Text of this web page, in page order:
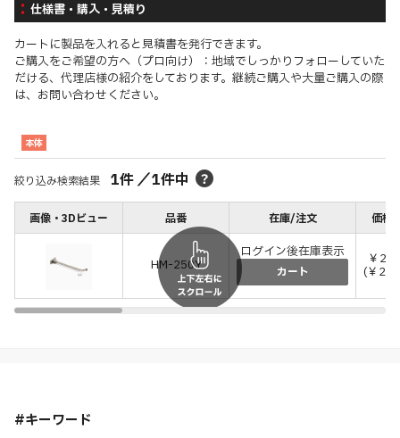
仕様書・購入・見積り
カートに製品を入れると見積書を発行できます。
ご購入をご希望の方へ（プロ向け）：地域でしっかりフォローしていた
だける、代理店様の紹介をしております。継続ご購入や大量ご購入の際
は、お問い合わせください。
本体
絞り込み検索結果 1件／1件中
画像・3Dビュー 品番 在庫/注文 価格(
HM-250Y
ログイン後在庫表示
カート
￥
(￥
#キーワード